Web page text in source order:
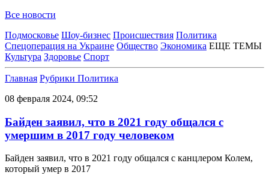
Все новости
Подмосковье Шоу-бизнес Происшествия Политика
Спецоперация на Украине Общество Экономика ЕЩЕ ТЕМЫ
Культура Здоровье Спорт
Главная Рубрики Политика
08 февраля 2024, 09:52
Байден заявил, что в 2021 году общался с
умершим в 2017 году человеком
Байден заявил, что в 2021 году общался с канцлером Колем,
который умер в 2017